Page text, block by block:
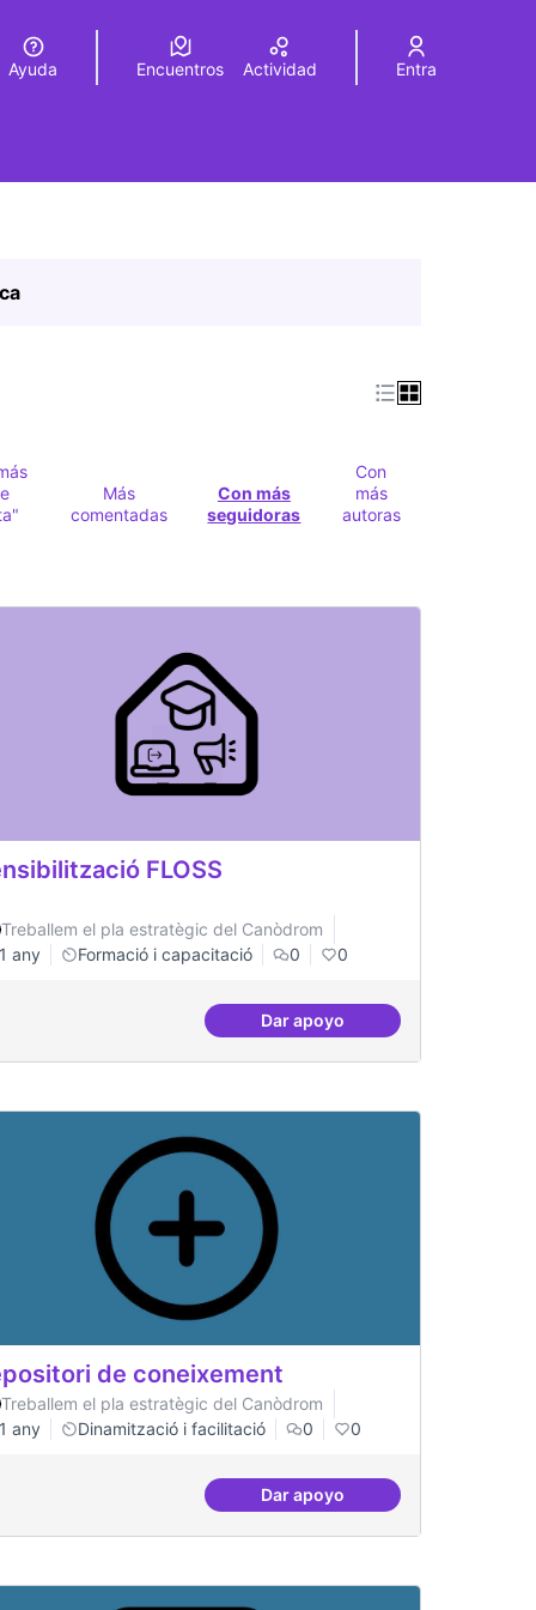
Elegir el idioma Choose language
Ayuda Encuentros Actividad Entra
Más
comentadas
Con más
seguidoras
Con
más
autoras
pública
FLOSS
Treballem el pla estratègic del Canòdrom
1 any
Formació i capacitació 0 0
Dar apoyoSensibilització FLOSS
de coneixement
Treballem el pla estratègic del Canòdrom
1 any
Dinamització i facilitació 0 0
Dar apoyoRepositori de coneixement